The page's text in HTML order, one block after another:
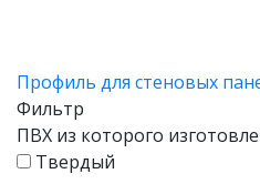
Профиль для стеновых
Фильтр
ПВХ из которого
Твердый